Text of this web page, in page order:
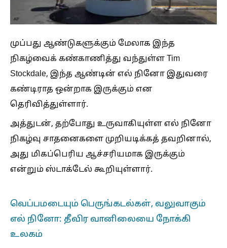
முப்பது ஆண்டுகளுக்கும் மேலாக இந்த
நிகழ்வைக் கண்காணித்து வந்துள்ள Tim
Stockdale, இந்த ஆண்டின் எல் நினோ இதுவரை
கண்டிராத ஒன்றாக இருக்கும் என
தெரிவித்துள்ளார்.
அத்துடன், தற்போது உருவாகியுள்ள எல் நினோ
நிகழ்வு சாதனைகளை முறியடிக்கத் தவறினால்,
அது மிகப்பெரிய ஆச்சரியமாக இருக்கும்
என்றும் ஸ்டாக்டேல் கூறியுள்ளார்.
வெப்பமடையும் பெருங்கடல்கள், வலுவாகும்
எல் நினோ: தீவிர வானிலையை நோக்கி
உலகம்